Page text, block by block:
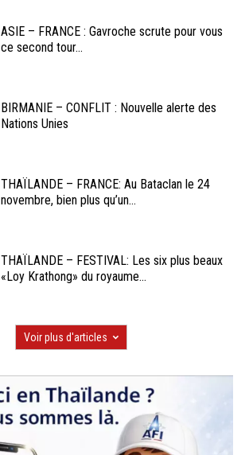
ASIE – FRANCE : Gavroche scrute pour vous
ce second tour...
BIRMANIE – CONFLIT : Nouvelle alerte des
Nations Unies
THAÏLANDE – FRANCE: Au Bataclan le 24
novembre, bien plus qu’un...
THAÏLANDE – FESTIVAL: Les six plus beaux
«Loy Krathong» du royaume...
Voir plus d'articles